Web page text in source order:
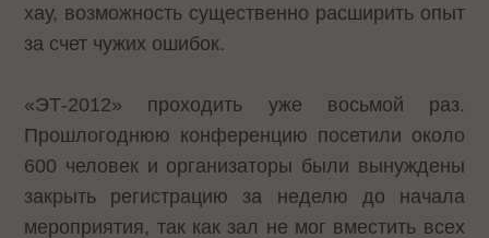
хау, возможность существенно расширить опыт
за счет чужих ошибок.
«ЭТ-2012» проходить уже восьмой раз.
Прошлогоднюю конференцию посетили около
600 человек и организаторы были вынуждены
закрыть регистрацию за неделю до начала
мероприятия, так как зал не мог вместить всех